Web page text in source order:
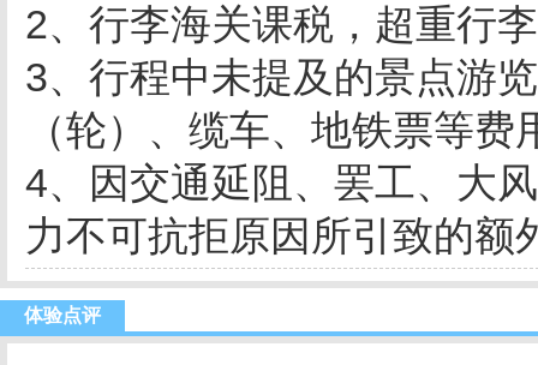
2、行李海关课税，超重行
3、行程中未提及的景点游
（轮）、缆车、地铁票等费
4、因交通延阻、罢工、大
力不可抗拒原因所引致的额
体验点评